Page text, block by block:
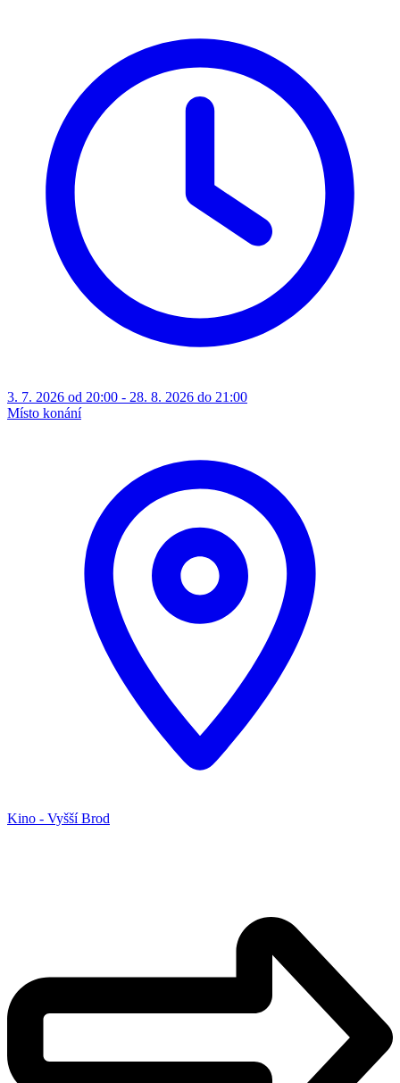
3. 7. 2026 od 20:00 - 28. 8. 2026 do 21:00
Místo konání
Kino - Vyšší Brod